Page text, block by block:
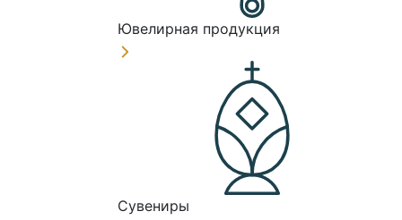
Ювелирная продукция
Сувениры